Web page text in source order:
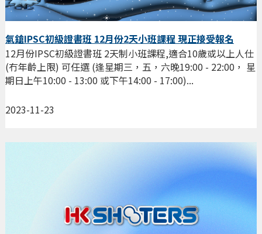
氣鎗IPSC初級證書班 12月份2天小班課程 現正接受報名
2023-11-23
12月份IPSC初級證書班 2天制小班課程,適合10歲或以上人仕
(冇年齡上限) 可任選 (逢星期三，五，六晚19:00 - 22:00， 星
期日上午10:00 - 13:00 或下午14:00 - 17:00)...